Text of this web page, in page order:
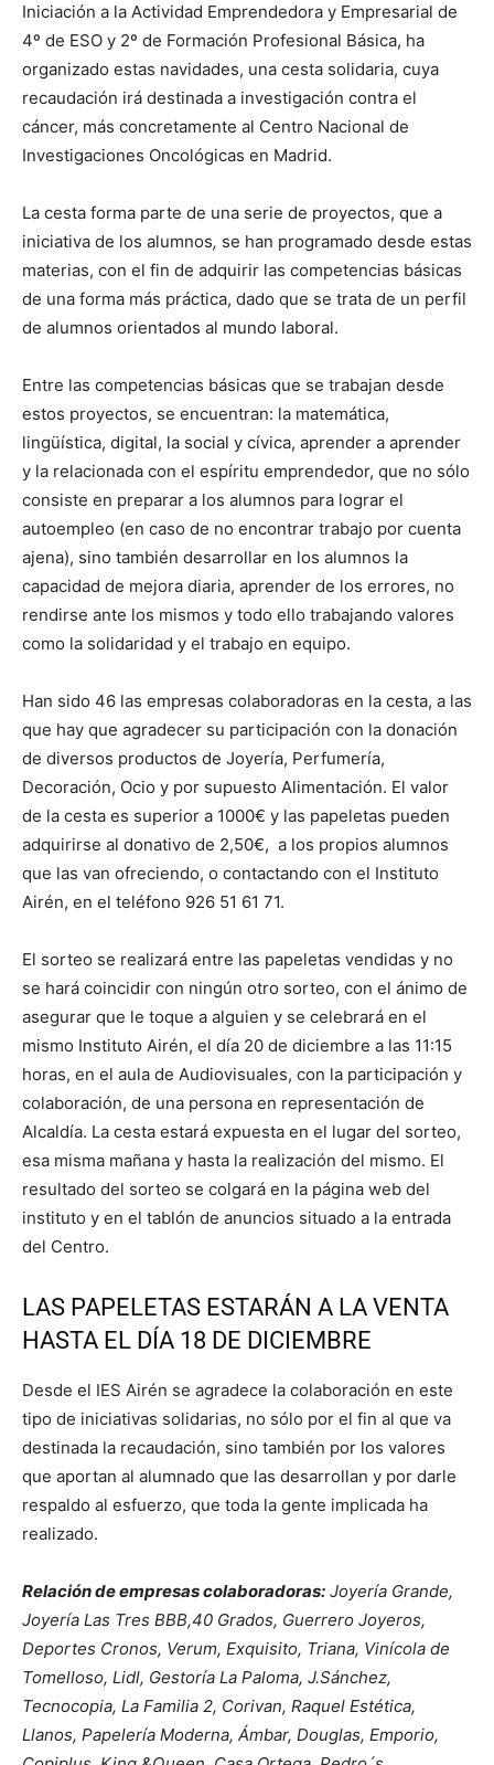
Iniciación a la Actividad Emprendedora y Empresarial de
4º de ESO y 2º de Formación Profesional Básica, ha
organizado estas navidades, una cesta solidaria, cuya
recaudación irá destinada a investigación contra el
cáncer, más concretamente al Centro Nacional de
Investigaciones Oncológicas en Madrid.
La cesta forma parte de una serie de proyectos, que a
iniciativa de los alumnos, se han programado desde estas
materias, con el fin de adquirir las competencias básicas
de una forma más práctica, dado que se trata de un perfil
de alumnos orientados al mundo laboral.
Entre las competencias básicas que se trabajan desde
estos proyectos, se encuentran: la matemática,
lingüística, digital, la social y cívica, aprender a aprender
y la relacionada con el espíritu emprendedor, que no sólo
consiste en preparar a los alumnos para lograr el
autoempleo (en caso de no encontrar trabajo por cuenta
ajena), sino también desarrollar en los alumnos la
capacidad de mejora diaria, aprender de los errores, no
rendirse ante los mismos y todo ello trabajando valores
como la solidaridad y el trabajo en equipo.
Han sido 46 las empresas colaboradoras en la cesta, a las
que hay que agradecer su participación con la donación
de diversos productos de Joyería, Perfumería,
Decoración, Ocio y por supuesto Alimentación. El valor
de la cesta es superior a 1000€ y las papeletas pueden
adquirirse al donativo de 2,50€, a los propios alumnos
que las van ofreciendo, o contactando con el Instituto
Airén, en el teléfono 926 51 61 71.
El sorteo se realizará entre las papeletas vendidas y no
se hará coincidir con ningún otro sorteo, con el ánimo de
asegurar que le toque a alguien y se celebrará en el
mismo Instituto Airén, el día 20 de diciembre a las 11:15
horas, en el aula de Audiovisuales, con la participación y
colaboración, de una persona en representación de
Alcaldía. La cesta estará expuesta en el lugar del sorteo,
esa misma mañana y hasta la realización del mismo. El
resultado del sorteo se colgará en la página web del
instituto y en el tablón de anuncios situado a la entrada
del Centro.
LAS PAPELETAS ESTARÁN A LA VENTA
HASTA EL DÍA 18 DE DICIEMBRE
Desde el IES Airén se agradece la colaboración en este
tipo de iniciativas solidarias, no sólo por el fin al que va
destinada la recaudación, sino también por los valores
que aportan al alumnado que las desarrollan y por darle
respaldo al esfuerzo, que toda la gente implicada ha
realizado.
Relación de empresas colaboradoras: Joyería Grande,
Joyería Las Tres BBB,40 Grados, Guerrero Joyeros,
Deportes Cronos, Verum, Exquisito, Triana, Vinícola de
Tomelloso, Lidl, Gestoría La Paloma, J.Sánchez,
Tecnocopia, La Familia 2, Corivan, Raquel Estética,
Llanos, Papelería Moderna, Ámbar, Douglas, Emporio,